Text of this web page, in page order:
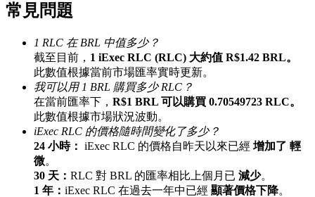
最高達65%佣金！
邀请好友
邀請朋友獲得現金獎勵
常見問題
1 RLC 在 BRL 中值多少？
截至目前， 1 iExec RLC (RLC) 大約值 R$1.42 BRL。
此數值根據當前市場匯率實時更新。
我可以用 1 BRL 購買多少 RLC？
在當前匯率下， R$1 BRL 可以購買 0.70549723 RLC。
此數值根據市場狀況波動。
iExec RLC 的價格隨時間變化了多少？
24 小時： iExec RLC 的價格自昨天以來已經 增加了 輕
微。
30 天： RLC 對 BRL 的匯率相比上個月已 減少。
1 年： iExec RLC 在過去一年中已經 顯著價格下降。